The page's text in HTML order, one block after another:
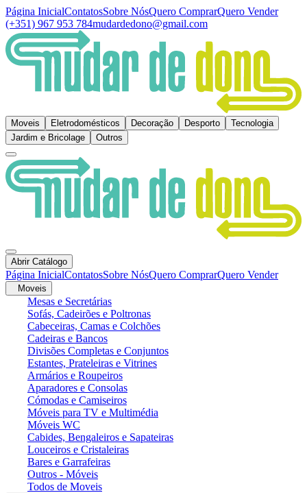
Página InicialContatosSobre NósQuero ComprarQuero Vender
(+351) 967 953 784mudardedono@gmail.com
Moveis Eletrodomésticos Decoração Desporto
Tecnologia
Jardim e Bricolage
Outros
Abrir Catálogo
Página InicialContatosSobre NósQuero ComprarQuero Vender
Moveis
Mesas e Secretárias
Sofás, Cadeirões e Poltronas
Cabeceiras, Camas e Colchões
Cadeiras e Bancos
Divisões Completas e Conjuntos
Estantes, Prateleiras e Vitrines
Armários e Roupeiros
Aparadores e Consolas
Cómodas e Camiseiros
Móveis para TV e Multimédia
Móveis WC
Cabides, Bengaleiros e Sapateiras
Louceiros e Cristaleiras
Bares e Garrafeiras
Outros - Móveis
Todos de Moveis